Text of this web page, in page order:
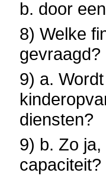
b. door
8) Welke
gevraagd?
9) a.
diensten?
9) b. Zo
capaciteit?